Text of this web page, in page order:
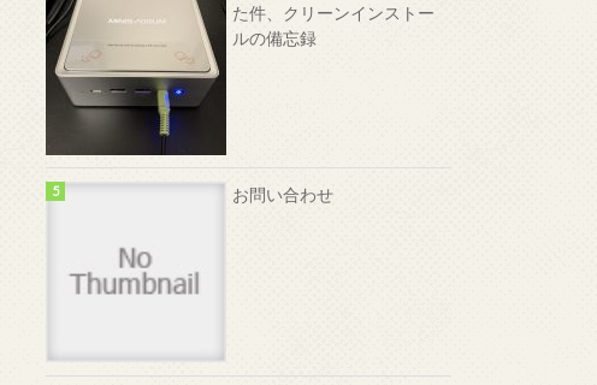
た件、クリーンインストー
ルの備忘録
お問い合わせ